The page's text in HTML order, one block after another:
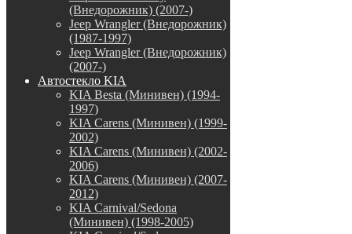
(Внедорожник) (2007-)
Jeep Wrangler (Внедорожник)
(1987-1997)
Jeep Wrangler (Внедорожник)
(2007-)
Автостекло KIA
KIA Besta (Минивен) (1994-
1997)
KIA Carens (Минивен) (1999-
2002)
KIA Carens (Минивен) (2002-
2006)
KIA Carens (Минивен) (2007-
2012)
KIA Carnival/Sedona
(Минивен) (1998-2005)